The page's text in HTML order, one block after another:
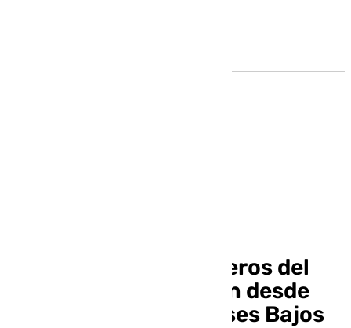
Los últimos 28 pasajeros del
MV Hondius despegan desde
Tenerife rumbo a Países Bajos